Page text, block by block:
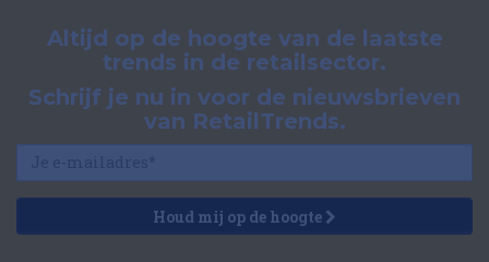
Altijd op de hoogte van de laatste
trends in de retailsector.
Schrijf je nu in voor de nieuwsbrieven
van RetailTrends.
Houd mij op de hoogte